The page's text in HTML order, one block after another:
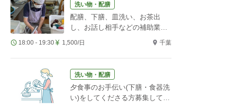
洗い物・配膳
配膳、下膳、皿洗い、お茶出
し、お話し相手などの補助業務
18:00 - 19:30 1,500/日 千葉
洗い物・配膳
夕食事のお手伝い(下膳・食器洗
い)をしてくださる方募集してい